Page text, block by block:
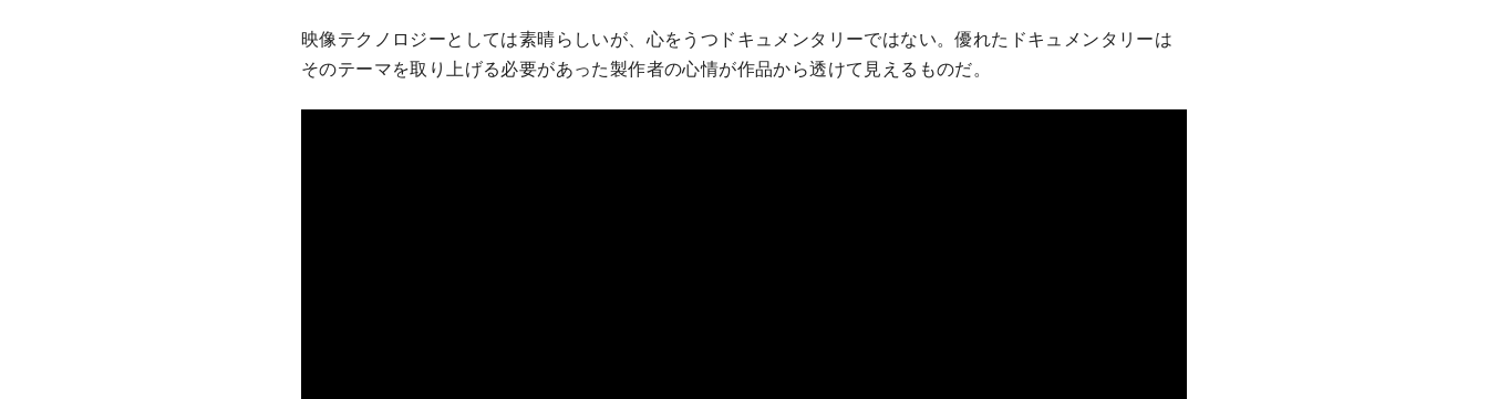
映像テクノロジーとしては素晴らしいが、心をうつドキュメンタリーではない。優れたドキュメンタリーは
そのテーマを取り上げる必要があった製作者の心情が作品から透けて見えるものだ。